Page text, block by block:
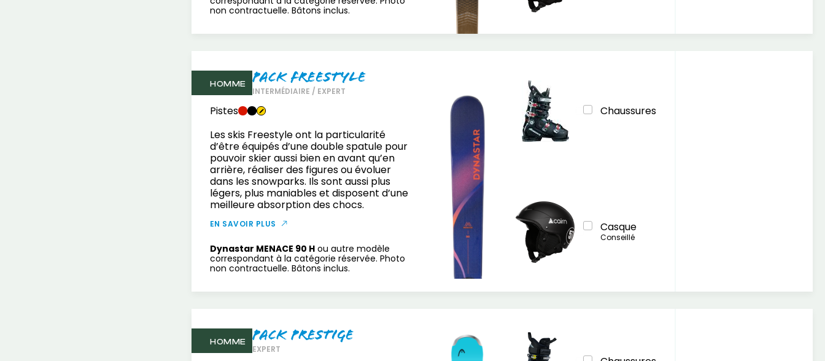
non contractuelle. Bâtons inclus.
HOMME Pack Freestyle
INTERMÉDIAIRE / EXPERT
Pistes
Les skis Freestyle ont la particularité
d’être équipés d’une double spatule pour
pouvoir skier aussi bien en avant qu’en
arrière, réaliser des figures ou évoluer
dans les snowparks. Ils sont aussi plus
légers, plus maniables et disposent d’une
meilleure absorption des chocs.
EN SAVOIR PLUS
Dynastar MENACE 90 H ou autre modèle
correspondant à la catégorie réservée. Photo
non contractuelle. Bâtons inclus.
Chaussures
Casque
Conseillé
HOMME Pack Prestige
EXPERT